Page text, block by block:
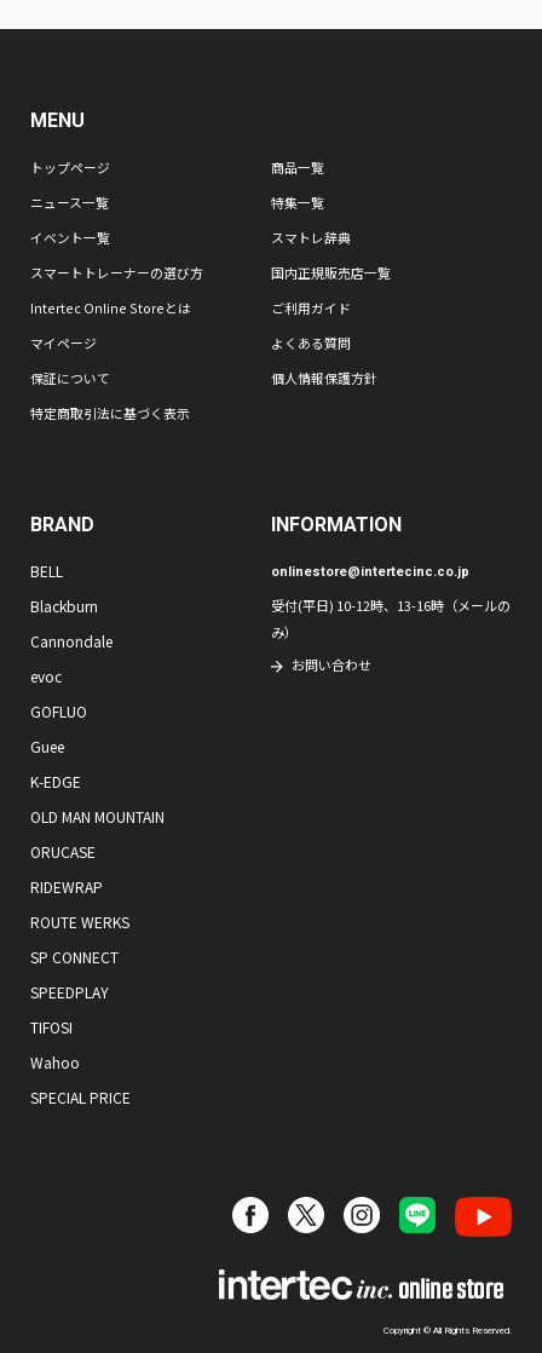
MENU
トップページ
商品一覧
ニュース一覧
特集一覧
イベント一覧
スマトレ辞典
スマートトレーナーの選び方
国内正規販売店一覧
Intertec Online Storeとは
ご利用ガイド
マイページ
よくある質問
保証について
個人情報保護方針
特定商取引法に基づく表示
BRAND
BELL
Blackburn
Cannondale
evoc
GOFLUO
Guee
K-EDGE
OLD MAN MOUNTAIN
ORUCASE
RIDEWRAP
ROUTE WERKS
SP CONNECT
SPEEDPLAY
TIFOSI
Wahoo
SPECIAL PRICE
INFORMATION
onlinestore@intertecinc.co.jp
受付(平日) 10-12時、13-16時（メールの
み）
お問い合わせ
Copyright © All Rights Reserved.